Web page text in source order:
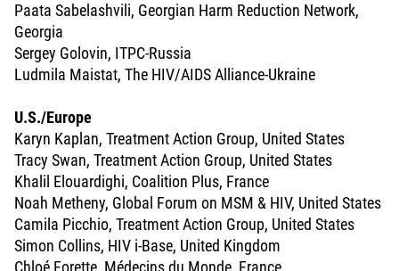
Paata Sabelashvili, Georgian Harm Reduction Network,
Georgia
Sergey Golovin, ITPC-Russia
Ludmila Maistat, The HIV/AIDS Alliance-Ukraine
U.S./Europe
Karyn Kaplan, Treatment Action Group, United States
Tracy Swan, Treatment Action Group, United States
Khalil Elouardighi, Coalition Plus, France
Noah Metheny, Global Forum on MSM & HIV, United States
Camila Picchio, Treatment Action Group, United States
Simon Collins, HIV i-Base, United Kingdom
Chloé Forette, Médecins du Monde, France